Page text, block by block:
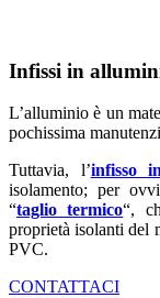
Infissi in
L’alluminio è un
pochissima
Tuttavia, l’infisso
isolamento; per
“taglio termico“,
proprietà isolanti del
PVC.
CONTATTACI